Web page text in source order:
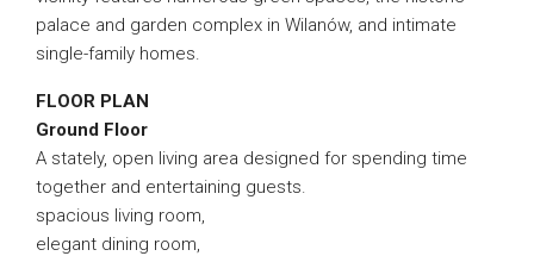
palace and garden complex in Wilanów, and intimate
single-family homes.
FLOOR PLAN
Ground Floor
A stately, open living area designed for spending time
together and entertaining guests.
spacious living room,
elegant dining room,